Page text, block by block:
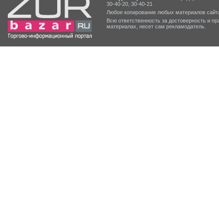
30-40-20, 30-40-21
Любое копирование любых материалов
Всю ответственность за достоверность и
материалах, несет сам рекламодатель.